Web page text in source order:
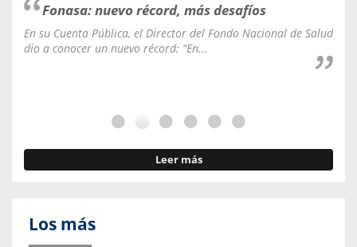
Fonasa: nuevo récord, más desafíos
En su Cuenta Pública, el Director del Fondo Nacional de Salud
dio a conocer un nuevo récord: “En...
Leer más
Los más